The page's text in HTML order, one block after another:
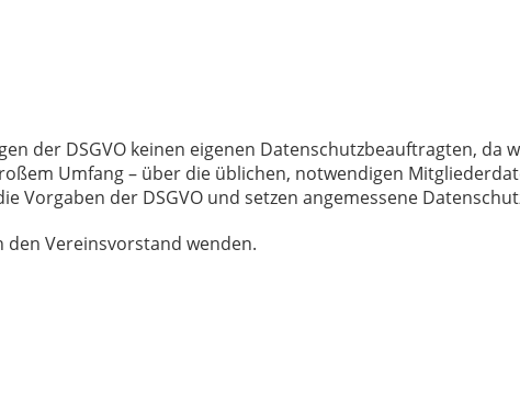
der DSGVO keinen eigenen Datenschutzbeauftragten,
Umfang – über die üblichen, notwendigen
Vorgaben der DSGVO und setzen angemessene
den Vereinsvorstand wenden.